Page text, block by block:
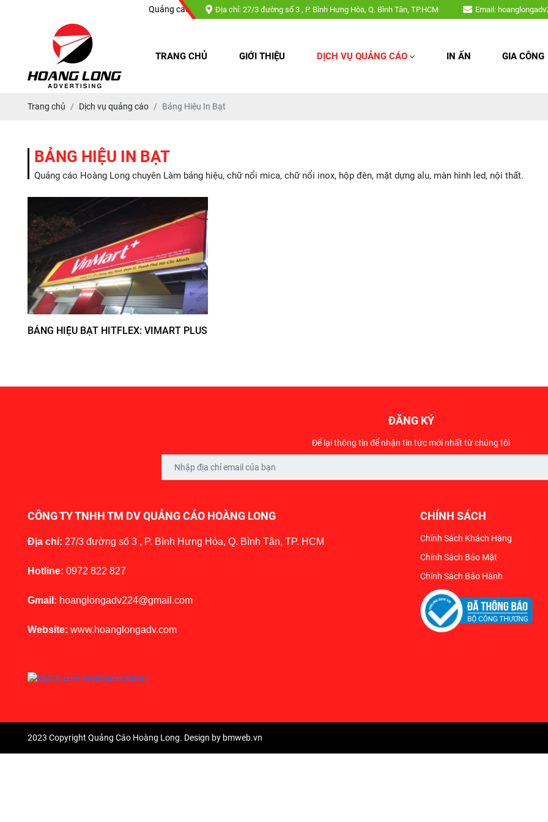
Quảng cáo Hoàng Long chuyên : Làm bảng hiệu, chữ nổi mica, chữ nổi inox, hộp đèn, mặt dựng alu, màn hình
Địa chỉ: 27/3 đường số 3 , P. Bình Hưng Hòa, Q. Bình Tân, TP.HCM Email:
TRANG CHỦ GIỚI THIỆU DỊCH VỤ QUẢNG CÁO IN ẤN GIA CÔNG
Trang chủ Dịch vụ quảng cáo Bảng Hiệu In Bạt
BẢNG HIỆU IN BẠT
Quảng cáo Hoàng Long chuyên Làm bảng hiệu, chữ nổi mica, chữ nổi inox, hộp đèn, mặt dựng alu, màn hình led, nội thất.
BẢNG HIỆU BẠT HITFLEX: VIMART PLUS
ĐĂNG KÝ
Để lại thông tin để nhận tin tức mới nhất từ chúng tôi
CÔNG TY TNHH TM DV QUẢNG CÁO HOÀNG LONG
Địa chỉ: 27/3 đường số 3 , P. Bình Hưng Hòa, Q. Bình Tân, TP. HCM
Hotline: 0972 822 827
Gmail: hoanglongadv224@gmail.com
Website: www.hoanglongadv.com
CHÍNH SÁCH
Chính Sách Khách Hàng
Chính Sách Bảo Mật
Chính Sách Bảo Hành
2023 Copyright Quảng Cáo Hoàng Long. Design by bmweb.vn